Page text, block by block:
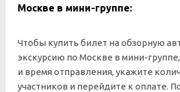
Москве в мини-группе:
Чтобы купить билет на обзорную
экскурсию по Москве в мини-
и время отправления, укажите
участников и перейдите к оплате.